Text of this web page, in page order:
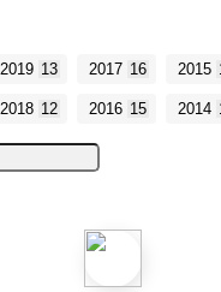
2019 13
2018 12
2017 16
2016 15
2015
2014